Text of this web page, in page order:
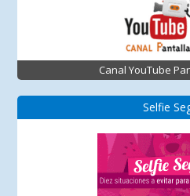
Canal YouTube
Selfie